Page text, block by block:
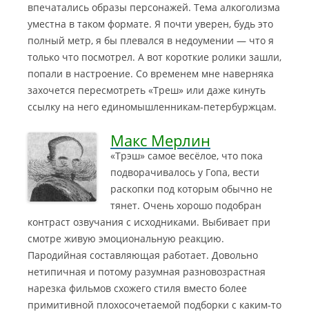
впечатались образы персонажей. Тема алкоголизма
уместна в таком формате. Я почти уверен, будь это
полный метр, я бы плевался в недоумении — что я
только что посмотрел. А вот короткие ролики зашли,
попали в настроение. Со временем мне наверняка
захочется пересмотреть «Треш» или даже кинуть
ссылку на него единомышленникам-петербуржцам.
Макс Мерлин
«Трэш» самое весёлое, что пока
подворачивалось у Гопа, вести
раскопки под которым обычно не
тянет. Очень хорошо подобран
контраст озвучания с исходниками. Выбивает при
смотре живую эмоциональную реакцию.
Пародийная составляющая работает. Довольно
нетипичная и потому разумная разновозрастная
нарезка фильмов схожего стиля вместо более
примитивной плохосочетаемой подборки с каким-то